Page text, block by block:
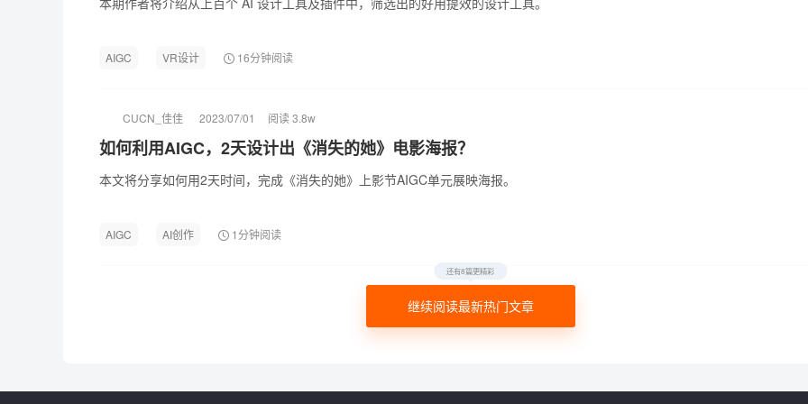
AIGC VR设计 16分钟阅读
CUCN_佳佳 2023/07/01 阅读 3.8w
如何利用AIGC，2天设计出《消失的她》电影海报？
本文将分享如何用2天时间，完成《消失的她》上影节AIGC单元展映海报。
AIGC AI创作 1分钟阅读
继续阅读最新热门文章
还有8篇更精彩